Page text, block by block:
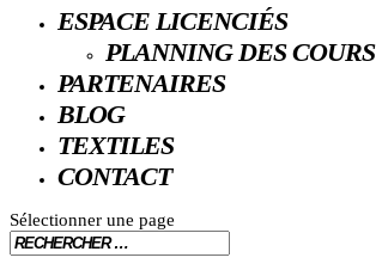
ESPACE LICENCIÉS
PLANNING DES COURS
PARTENAIRES
BLOG
TEXTILES
CONTACT
Sélectionner une page